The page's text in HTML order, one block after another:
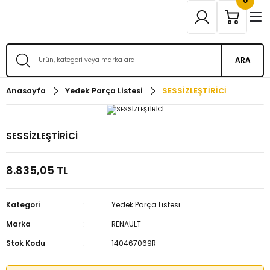
ARA
Anasayfa Yedek Parça Listesi SESSİZLEŞTİRİCİ
SESSİZLEŞTİRİCİ
8.835,05 TL
Kategori
Yedek Parça Listesi
Marka
RENAULT
Stok Kodu
140467069R